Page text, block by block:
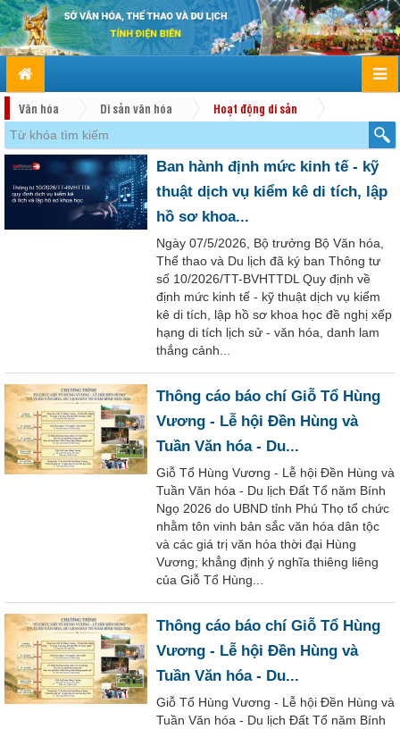
Văn hóa Di sản văn hóa Hoạt động di sản
Ban hành định mức kinh tế - kỹ
thuật dịch vụ kiểm kê di tích, lập
hồ sơ khoa...
Ngày 07/5/2026, Bộ trưởng Bộ Văn hóa,
Thể thao và Du lịch đã ký ban Thông tư
số 10/2026/TT-BVHTTDL Quy định về
định mức kinh tế - kỹ thuật dịch vụ kiểm
kê di tích, lập hồ sơ khoa học đề nghị xếp
hạng di tích lịch sử - văn hóa, danh lam
thắng cảnh...
Thông cáo báo chí Giỗ Tổ Hùng
Vương - Lễ hội Đền Hùng và
Tuần Văn hóa - Du...
Giỗ Tổ Hùng Vương - Lễ hội Đền Hùng và
Tuần Văn hóa - Du lịch Đất Tổ năm Bính
Ngọ 2026 do UBND tỉnh Phú Thọ tổ chức
nhằm tôn vinh bản sắc văn hóa dân tộc
và các giá trị văn hóa thời đại Hùng
Vương; khẳng định ý nghĩa thiêng liêng
của Giỗ Tổ Hùng...
Thông cáo báo chí Giỗ Tổ Hùng
Vương - Lễ hội Đền Hùng và
Tuần Văn hóa - Du...
Giỗ Tổ Hùng Vương - Lễ hội Đền Hùng và
Tuần Văn hóa - Du lịch Đất Tổ năm Bính